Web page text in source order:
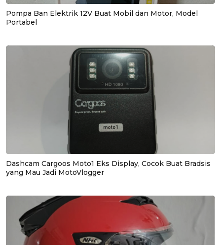
Pompa Ban Elektrik 12V Buat Mobil dan Motor, Model
Portabel
Dashcam Cargoos Moto1 Eks Display, Cocok Buat Bradsis
yang Mau Jadi MotoVlogger